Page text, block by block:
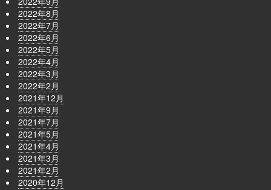
2022年8月
2022年7月
2022年6月
2022年5月
2022年4月
2022年3月
2022年2月
2021年12月
2021年9月
2021年7月
2021年5月
2021年4月
2021年3月
2021年2月
2020年12月